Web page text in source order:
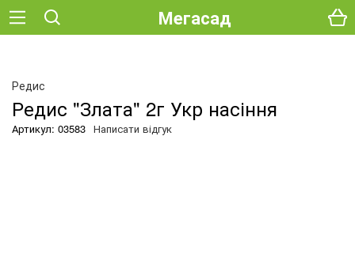
Мегасад
Редис
Редис "Злата" 2г Укр насіння
Артикул: 03583 Написати відгук